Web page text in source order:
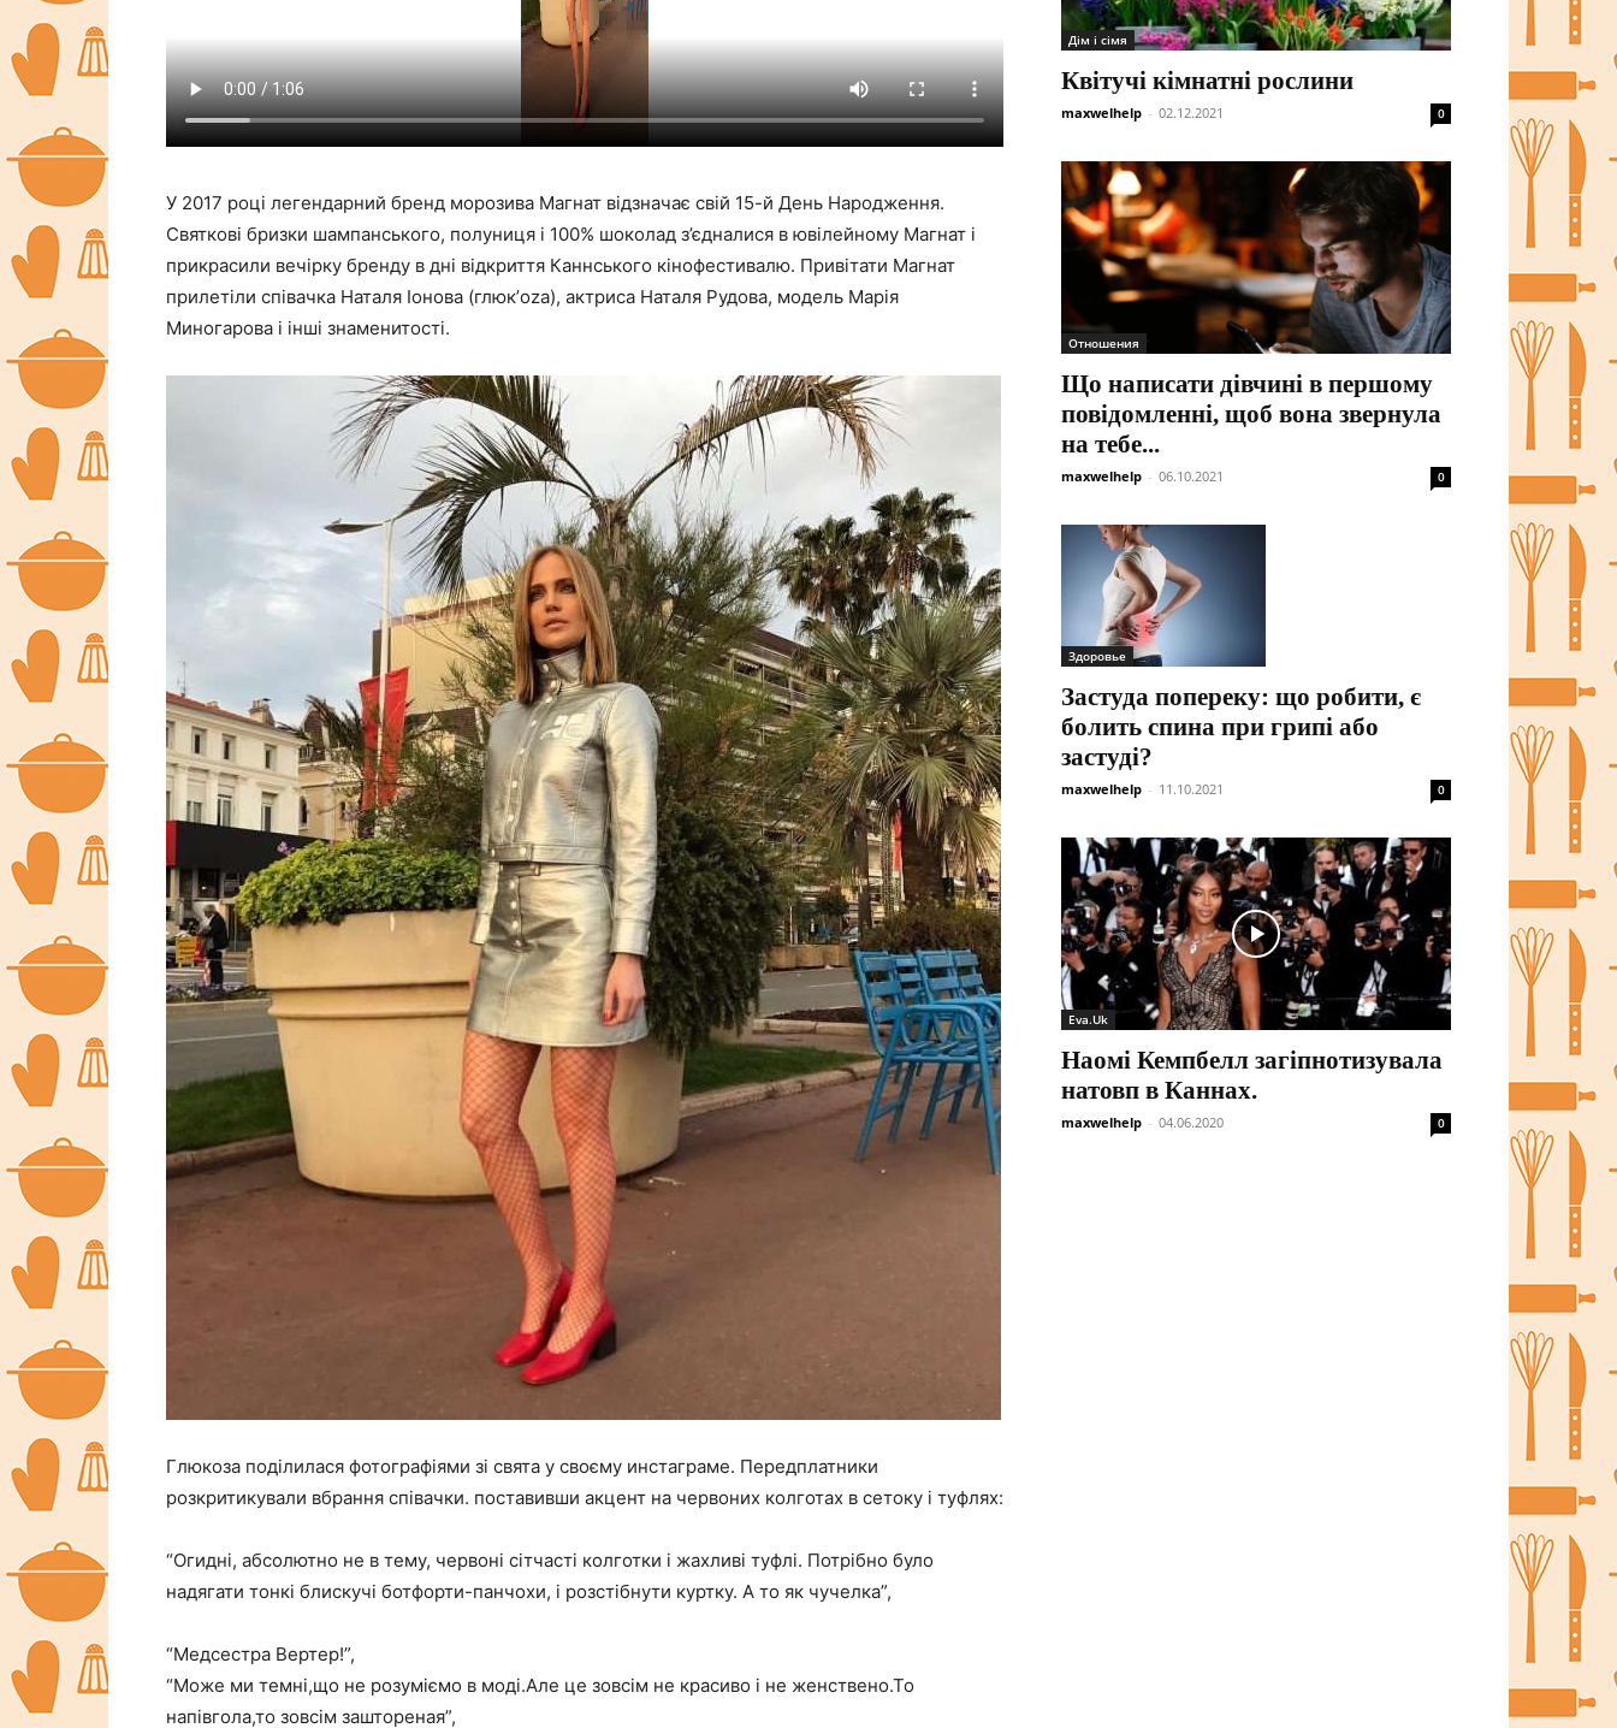
У 2017 році легендарний бренд морозива Магнат відзначає свій 15-й День Народження.
Святкові бризки шампанського, полуниця і 100% шоколад з’єдналися в ювілейному Магнат і
прикрасили вечірку бренду в дні відкриття Каннського кінофестивалю. Привітати Магнат
прилетіли співачка Наталя Іонова (глюк’oza), актриса Наталя Рудова, модель Марія
Миногарова і інші знаменитості.
Глюкоза поділилася фотографіями зі свята у своєму инстаграме. Передплатники
розкритикували вбрання співачки. поставивши акцент на червоних колготах в сетоку і туфлях:
“Огидні, абсолютно не в тему, червоні сітчасті колготки і жахливі туфлі. Потрібно було
надягати тонкі блискучі ботфорти-панчохи, і розстібнути куртку. А то як чучелка”,
“Медсестра Вертер!”,
“Може ми темні,що не розуміємо в моді.Але це зовсім не красиво і не женствено.То
напівгола,то зовсім заштореная”,
Дім і сімя
Квітучі кімнатні рослини
maxwelhelp - 02.12.2021 0
Отношения
Що написати дівчині в першому
повідомленні, щоб вона звернула
на тебе...
maxwelhelp - 06.10.2021 0
Здоровье
Застуда попереку: що робити, є
болить спина при грипі або
застуді?
maxwelhelp - 11.10.2021 0
Eva.Uk
Наомі Кемпбелл загіпнотизувала
натовп в Каннах.
maxwelhelp - 04.06.2020 0